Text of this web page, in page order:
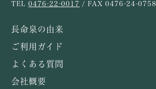
TEL0476-22-0017 / FAX 0476-24-0758
長命泉の由来
ご利用ガイド
よくある質問
会社概要